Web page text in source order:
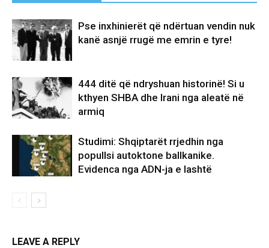
Pse inxhinierët që ndërtuan vendin nuk
kanë asnjë rrugë me emrin e tyre!
444 ditë që ndryshuan historinë! Si u
kthyen SHBA dhe Irani nga aleatë në
armiq
Studimi: Shqiptarët rrjedhin nga
popullsi autoktone ballkanike.
Evidenca nga ADN-ja e lashtë
LEAVE A REPLY